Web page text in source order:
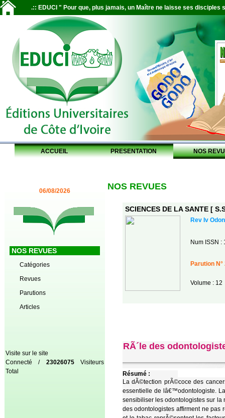
.:: EDUCI " Pour que, plus jamais, un Maître ne laisse ses disciples
ACCUEIL PRESENTATION NOS
06/08/2026
NOS REVUES
Catégories
Revues
Parutions
Articles
Visite sur le site
Connecté / 23026075Visiteurs
Total
NOS REVUES
SCIENCES DE LA SANTE [
Rev Iv
Num ISSN :
Parution N°
Volume : 12
RÃ´le des
Résumé :
La dÃ©tection prÃ©coce des
essentielle de lâ€™odontologiste.
sensibiliser les odontologistes sur
des odontologistes affirment ne